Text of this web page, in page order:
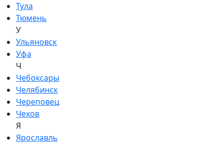
Тула
Тюмень
У
Ульяновск
Уфа
Ч
Чебоксары
Челябинск
Череповец
Чехов
Я
Ярославль